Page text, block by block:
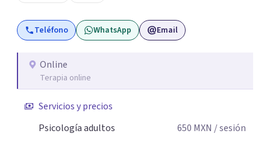
Teléfono WhatsApp Email
Online
Terapia online
Servicios y precios
Psicología adultos
650 MXN / sesión